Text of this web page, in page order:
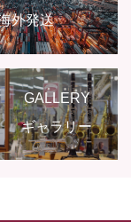
外発送
GALLERY
ギャラリー